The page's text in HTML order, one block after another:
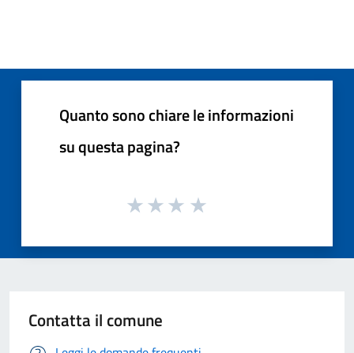
Quanto sono chiare le informazioni
su questa pagina?
Contatta il comune